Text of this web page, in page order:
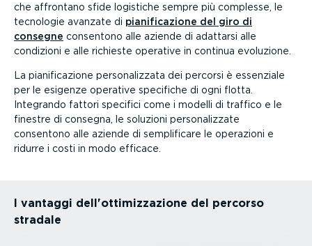
che affrontano sfide logistiche sempre più complesse, le
tecnologie avanzate di piani­fi­ca­zione del giro di
consegne consentono alle aziende di adattarsi alle
condizioni e alle richieste operative in continua evoluzione.
La piani­fi­ca­zione perso­na­lizzata dei percorsi è essenziale
per le esigenze operative specifiche di ogni flotta.
Integrando fattori specifici come i modelli di traffico e le
finestre di consegna, le soluzioni perso­na­lizzate
consentono alle aziende di sempli­ficare le operazioni e
ridurre i costi in modo efficace.
I vantaggi dell'ottimiz­za­zione del percorso
stradale